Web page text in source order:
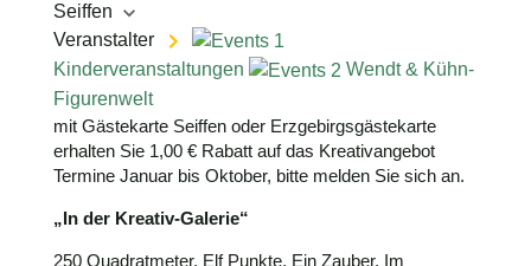
Seiffen
Veranstalter
Kinderveranstaltungen
Wendt & Kühn-
Figurenwelt
mit Gästekarte Seiffen oder Erzgebirgsgästekarte
erhalten Sie 1,00 € Rabatt auf das Kreativangebot
Termine Januar bis Oktober, bitte melden Sie sich an.
„In der Kreativ-Galerie“
250 Quadratmeter. Elf Punkte. Ein Zauber. Im